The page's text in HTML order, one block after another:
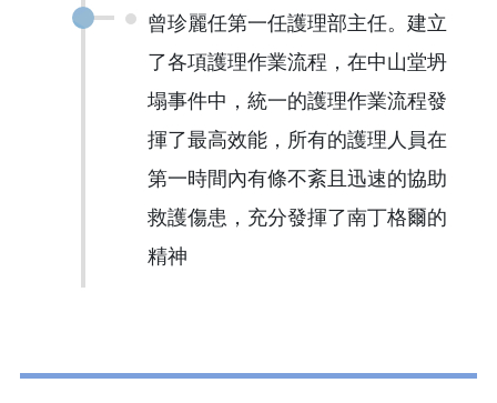
曾珍麗任第一任護理部主任。建立
了各項護理作業流程，在中山堂坍
塌事件中，統一的護理作業流程發
揮了最高效能，所有的護理人員在
第一時間內有條不紊且迅速的協助
救護傷患，充分發揮了南丁格爾的
精神